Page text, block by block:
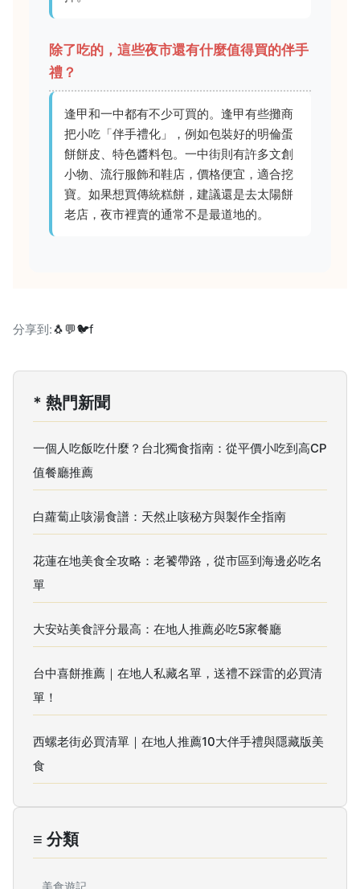
除了吃的，這些夜市還有什麼值得買的伴手
禮？
逢甲和一中都有不少可買的。逢甲有些攤商
把小吃「伴手禮化」，例如包裝好的明倫蛋
餅餅皮、特色醬料包。一中街則有許多文創
小物、流行服飾和鞋店，價格便宜，適合挖
寶。如果想買傳統糕餅，建議還是去太陽餅
老店，夜市裡賣的通常不是最道地的。
分享到:🐧💬🐦f
* 熱門新聞
一個人吃飯吃什麼？台北獨食指南：從平價小吃到高CP
值餐廳推薦
白蘿蔔止咳湯食譜：天然止咳秘方與製作全指南
花蓮在地美食全攻略：老饕帶路，從市區到海邊必吃名
單
大安站美食評分最高：在地人推薦必吃5家餐廳
台中喜餅推薦｜在地人私藏名單，送禮不踩雷的必買清
單！
西螺老街必買清單｜在地人推薦10大伴手禮與隱藏版美
食
≡ 分類
美食遊記